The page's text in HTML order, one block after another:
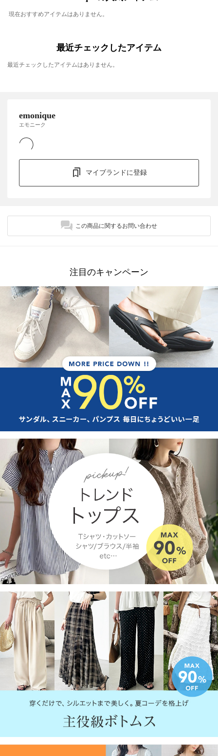
現在おすすめアイテムはありません。
最近チェックしたアイテム
最近チェックしたアイテムはありません。
emonique
エモニーク
マイブランドに登録
この商品に関するお問い合わせ
注目のキャンペーン